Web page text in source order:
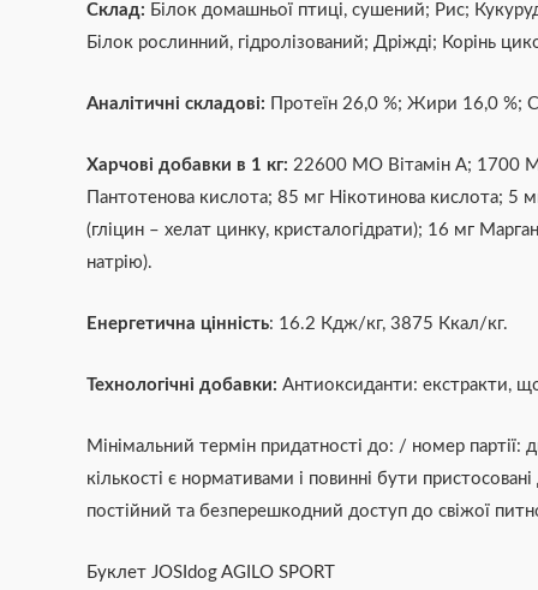
Склад: Білок домашньої птиці, сушений; Рис;
Білок рослинний, гідролізований; Дріжді; Корінь
Аналітичні складові: Протеїн 26,0 %; Жири 16,0 %;
Харчові добавки в 1 кг: 22600 МО Вітамін А; 1700
Пантотенова кислота; 85 мг Нікотинова кислота; 5
(гліцин – хелат цинку, кристалогідрати); 16 мг
натрію).
Енергетична цінність: 16.2 Кдж/кг, 3875 Ккал/кг.
Технологічні добавки: Антиоксиданти: екстракти,
Мінімальний термін придатності до: / номер партії:
кількості є нормативами і повинні бути
постійний та безперешкодний доступ до свіжої
Буклет JOSIdog AGILO SPORT